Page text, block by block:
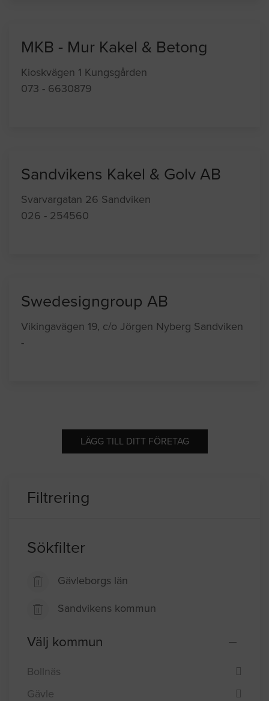
MKB - Mur Kakel & Betong
Kioskvägen 1 Kungsgården
073 - 6630879
Sandvikens Kakel & Golv AB
Svarvargatan 26 Sandviken
026 - 254560
Swedesigngroup AB
Vikingavägen 19, c/o Jörgen Nyberg Sandviken
-
LÄGG TILL DITT FÖRETAG
Filtrering
Sökfilter
Gävleborgs län
Sandvikens kommun
Välj kommun
Bollnäs
Gävle